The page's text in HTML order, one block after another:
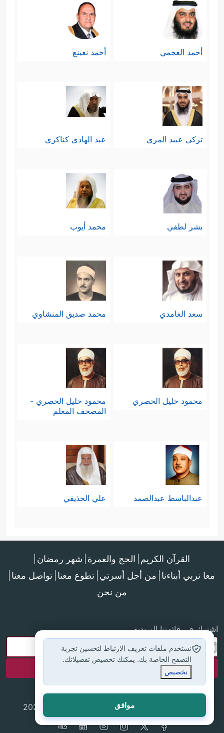
أحمد العجمي أحمد نعينع
تركي عبيد المري عبد الهادي كناكري
بشر لطفي محمد أيوب
سعد الغامدي محمد صديق المنشاوي
محمود خليل الحصري
محمود خليل الحصري -
المصحف المعلم
عبدالباسط عبدالصمد علي الحذيفي
القرآن الكريم الحج والعمرة شهر رمضان
معا نربي أبناءنا من أجل أسرتي تطوع معنا تواصل معنا
من نحن
اشترك في قائمتنا البريدية
جميع الحقوق محفوظة لموقع إسلام أون لاين © 2025
نستخدم ملفات تعريف الارتباط لتحسين تجربة
التصفح الخاصة بك. يمكنك تخصيص تفضيلاتك.
تخصيص
موافق